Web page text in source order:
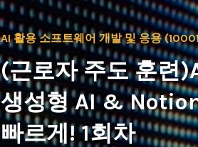
AI 활용 소프트웨어 개발 및 응용
(근로자 주도 훈련
생성형 AI &
빠르게! 1회차